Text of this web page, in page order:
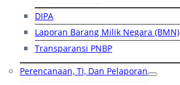
DIPA
Laporan Barang Milik Negara (BMN)
Transparansi PNBP
Perencanaan, TI, Dan Pelaporan